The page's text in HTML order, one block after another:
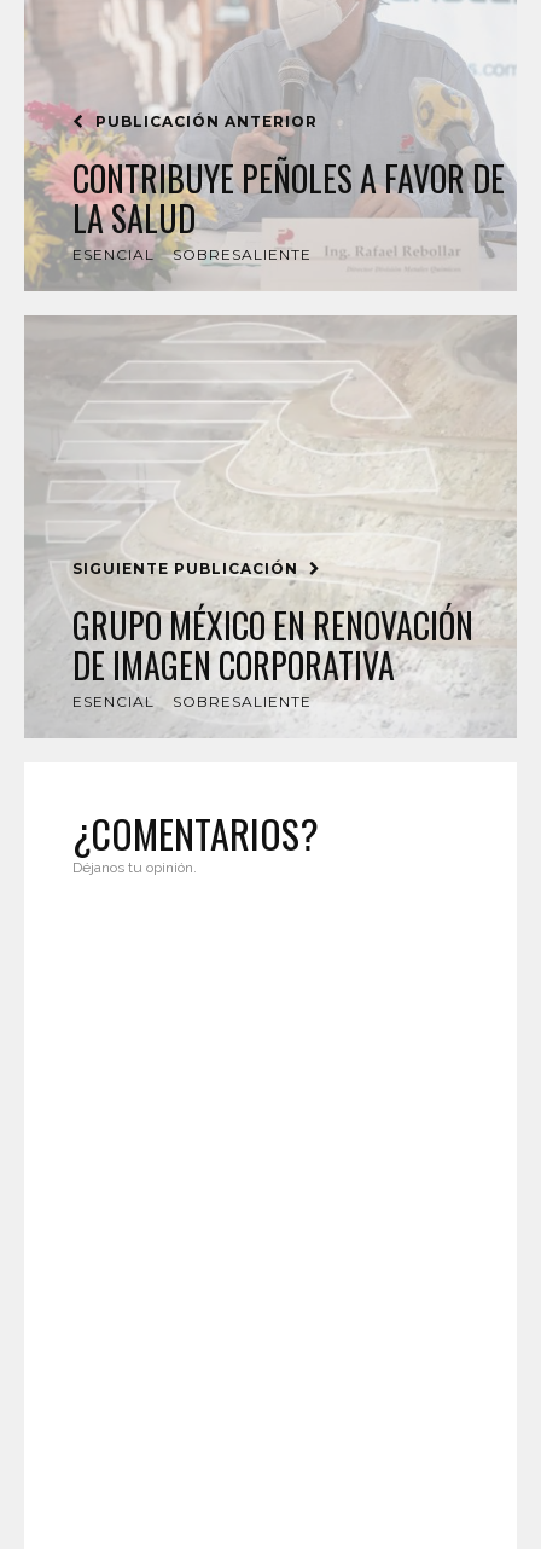
PUBLICACIÓN ANTERIOR
CONTRIBUYE PEÑOLES A FAVOR DE
LA SALUD
ESENCIAL SOBRESALIENTE
SIGUIENTE PUBLICACIÓN
GRUPO MÉXICO EN RENOVACIÓN
DE IMAGEN CORPORATIVA
ESENCIAL SOBRESALIENTE
¿COMENTARIOS?
Déjanos tu opinión.